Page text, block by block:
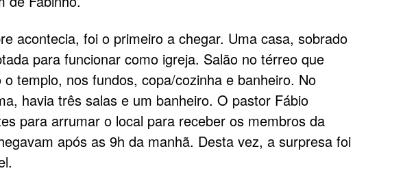
acontecia, foi o primeiro a chegar. Uma casa, sobrado
para funcionar como igreja. Salão no térreo que
templo, nos fundos, copa/cozinha e banheiro. No
havia três salas e um banheiro. O pastor Fábio
para arrumar o local para receber os membros da
após as 9h da manhã. Desta vez, a surpresa foi